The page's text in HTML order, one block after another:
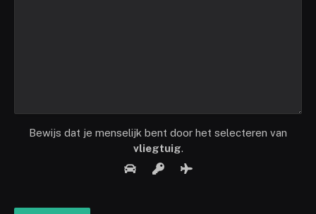
Bewijs dat je menselijk bent door het selecteren van
vliegtuig.